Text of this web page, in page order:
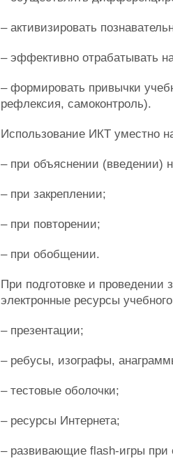
– активизировать
– эффективно отрабатывать
– формировать привычки
рефлексия, самоконтроль).
Использование ИКТ уместно
– при объяснении (введении)
– при закреплении;
– при повторении;
– при обобщении.
При подготовке и проведении
электронные ресурсы
– презентации;
– ребусы, изографы,
– тестовые оболочки;
– ресурсы Интернета;
– развивающие flash-игры при